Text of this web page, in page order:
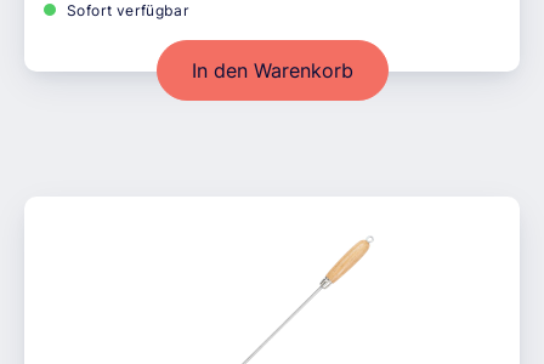
Sofort verfügbar
In den Warenkorb